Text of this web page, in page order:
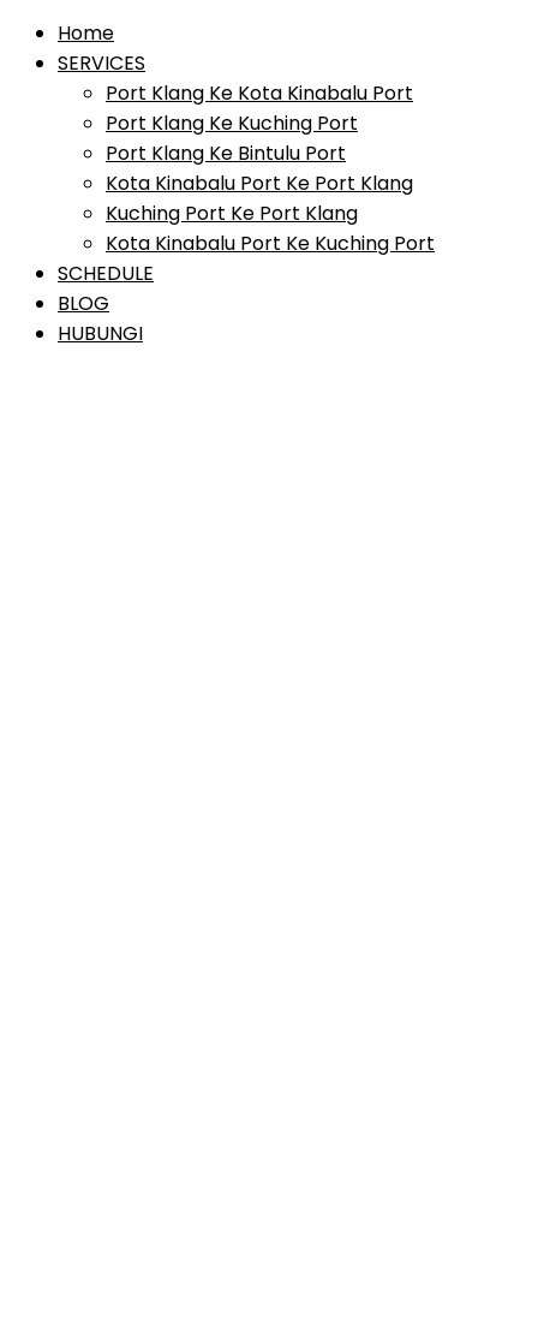
Home
SERVICES
Port Klang Ke Kota Kinabalu Port
Port Klang Ke Kuching Port
Port Klang Ke Bintulu Port
Kota Kinabalu Port Ke Port Klang
Kuching Port Ke Port Klang
Kota Kinabalu Port Ke Kuching Port
SCHEDULE
BLOG
HUBUNGI